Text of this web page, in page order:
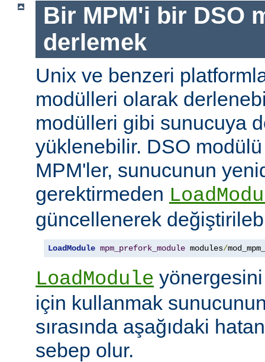
Bir MPM'i bir DSO
derlemek
Unix ve benzeri
modülleri olarak
modülleri gibi sunucuya
yüklenebilir. DSO
MPM'ler, sunucunun
gerektirmeden
güncellenerek
LoadModule mpm_prefork_module modules/
LoadModule
için kullanmak
sırasında aşağıdaki
sebep olur.